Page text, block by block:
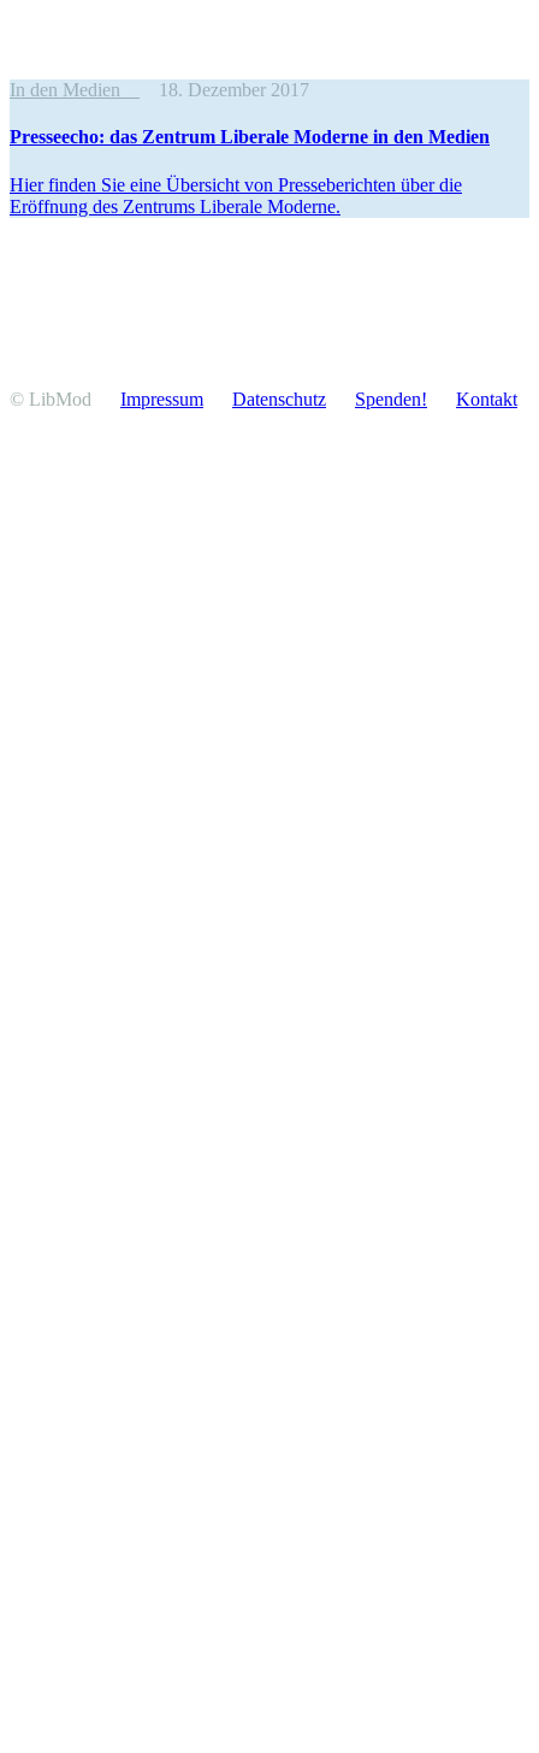
In den Medien 18. Dezember 2017
Presseecho: das Zentrum Liberale Moderne in den Medien
Hier finden Sie eine Übersicht von Presse­be­richten über die
Eröffnung des Zentrums Liberale Moderne.
© LibMod Impressum Daten­schutz Spenden! Kontakt